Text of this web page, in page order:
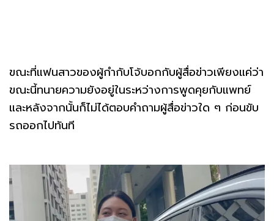
ขณะที่แฟนสาวของผู้กำกับโจ้บอกกับผู้สื่อข่าวเพียงแค่ว่า
ขณะนี้ทนายความยังอยู่ในระหว่างการพูดคุยกับแพทย์
และหลังจากนั้นก็ไม่ได้ตอบคำถามผู้สื่อข่าวใด ๆ ก่อนขับ
รถออกไปทันที